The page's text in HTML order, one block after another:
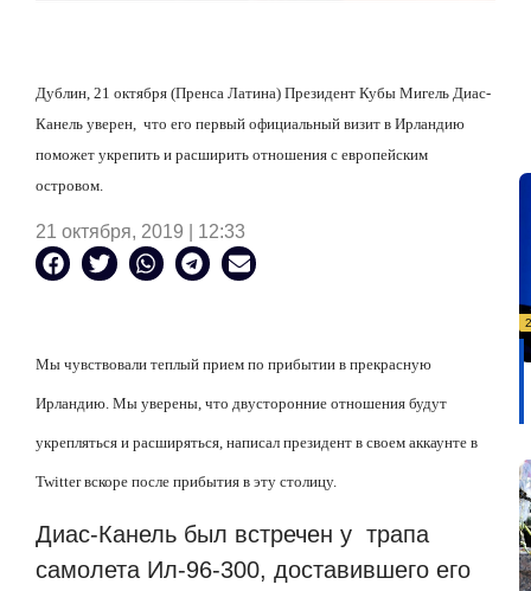
Дублин, 21 октября (Пренса Латина) Президент Кубы Мигель Диас-
Канель уверен, что его первый официальный визит в Ирландию
поможет укрепить и расширить отношения с европейским
островом.
21 октября, 2019 | 12:33
Мы чувствовали теплый прием по прибытии в прекрасную
Ирландию. Мы уверены, что двусторонние отношения будут
укрепляться и расширяться, написал президент в своем аккаунте в
Twitter вскоре после прибытия в эту столицу.
Диас-Канель был встречен у трапа
самолета Ил-96-300, доставившего его